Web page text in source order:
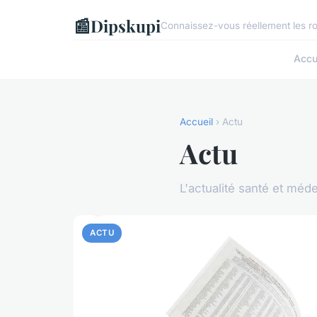
📰DipskupiConnaissez-vous réellement les
Accueil › Actu
Actu
L'actualité santé et
ACTU